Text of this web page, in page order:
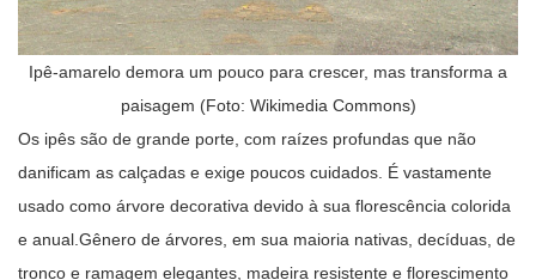
Ipê-amarelo demora um pouco para crescer, mas transforma a
paisagem (Foto: Wikimedia Commons)
Os ipês são de grande porte, com raízes profundas que não
danificam as calçadas e exige poucos cuidados. É vastamente
usado como árvore decorativa devido à sua florescência colorida
e anual.Gênero de árvores, em sua maioria nativas, decíduas, de
tronco e ramagem elegantes, madeira resistente e florescimento